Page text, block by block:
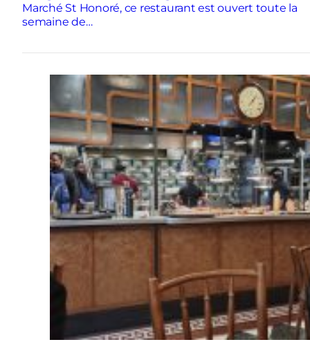
Marché St Honoré, ce restaurant est ouvert toute la
semaine de…